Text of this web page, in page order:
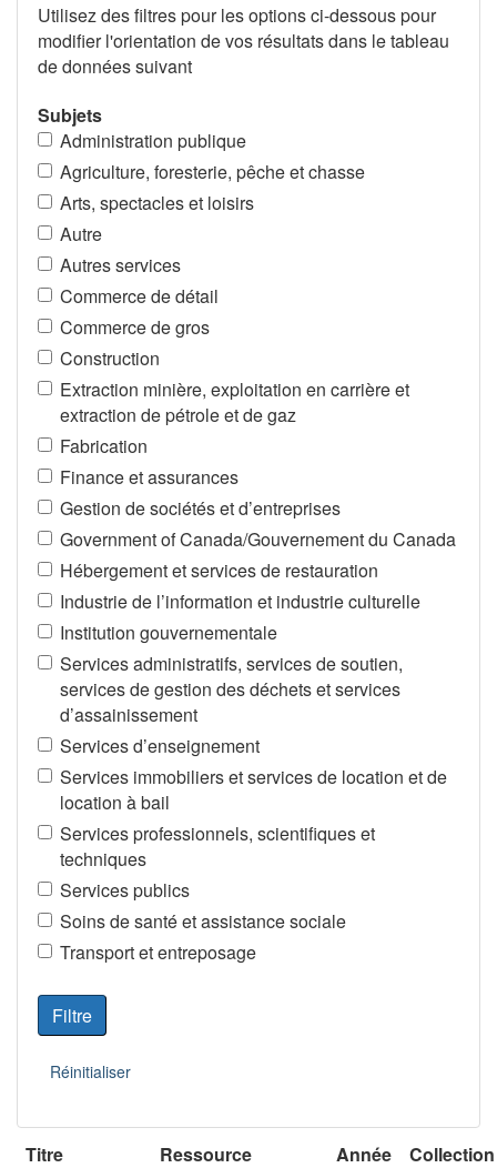
Utilisez des filtres pour les options ci-dessous pour
modifier l'orientation de vos résultats dans le tableau
de données suivant
Subjets
Administration publique
Agriculture, foresterie, pêche et chasse
Arts, spectacles et loisirs
Autre
Autres services
Commerce de détail
Commerce de gros
Construction
Extraction minière, exploitation en carrière et
extraction de pétrole et de gaz
Fabrication
Finance et assurances
Gestion de sociétés et d’entreprises
Government of Canada/Gouvernement du Canada
Hébergement et services de restauration
Industrie de l’information et industrie culturelle
Institution gouvernementale
Services administratifs, services de soutien,
services de gestion des déchets et services
d’assainissement
Services d’enseignement
Services immobiliers et services de location et de
location à bail
Services professionnels, scientifiques et
techniques
Services publics
Soins de santé et assistance sociale
Transport et entreposage
Titre Ressource Année
Collection